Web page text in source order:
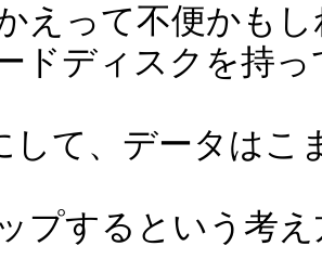
えって不便かも
ドディスクを持
して、データはこ
プするという考